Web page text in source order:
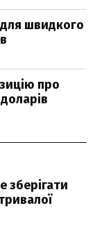
швидкого
про
зберігати